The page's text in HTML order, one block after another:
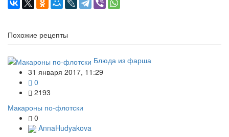
Похожие рецепты
Блюда из фарша
31 января 2017, 11:29
0
2193
Макароны по-флотски
0
AnnaHudyakova